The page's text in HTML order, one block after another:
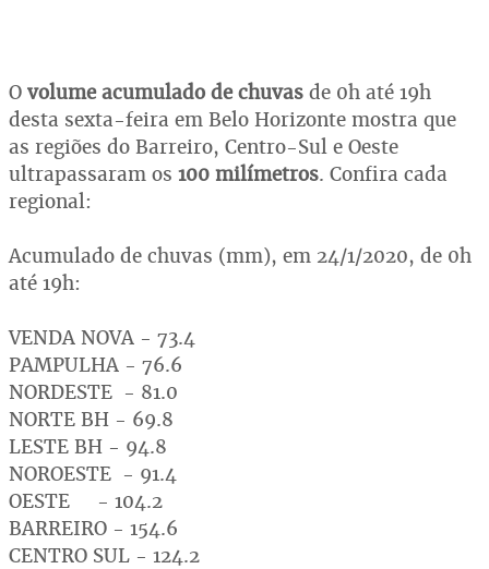
O volume acumulado de chuvas de 0h até 19h
desta sexta-feira em Belo Horizonte mostra que
as regiões do Barreiro, Centro-Sul e Oeste
ultrapassaram os 100 milímetros. Confira cada
regional:
Acumulado de chuvas (mm), em 24/1/2020, de 0h
até 19h:
VENDA NOVA - 73.4
PAMPULHA - 76.6
NORDESTE - 81.0
NORTE BH - 69.8
LESTE BH - 94.8
NOROESTE - 91.4
OESTE - 104.2
BARREIRO - 154.6
CENTRO SUL - 124.2